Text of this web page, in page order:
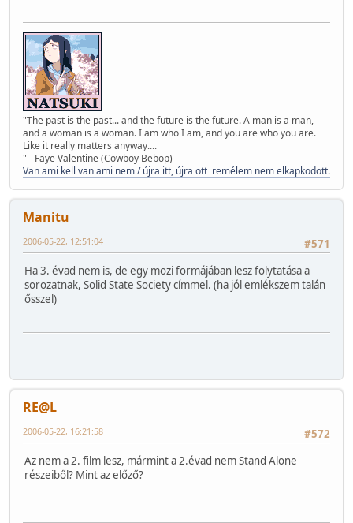
"The past is the past... and the future is the future. A man is a man,
and a woman is a woman. I am who I am, and you are who you are.
Like it really matters anyway....
" - Faye Valentine (Cowboy Bebop)
Van ami kell van ami nem / újra itt, újra ott remélem nem elkapkodott.
Manitu
#571
2006-05-22, 12:51:04
Ha 3. évad nem is, de egy mozi formájában lesz folytatása a
sorozatnak, Solid State Society címmel. (ha jól emlékszem talán
ősszel)
RE@L
#572
2006-05-22, 16:21:58
Az nem a 2. film lesz, mármint a 2.évad nem Stand Alone
részeiből? Mint az előző?